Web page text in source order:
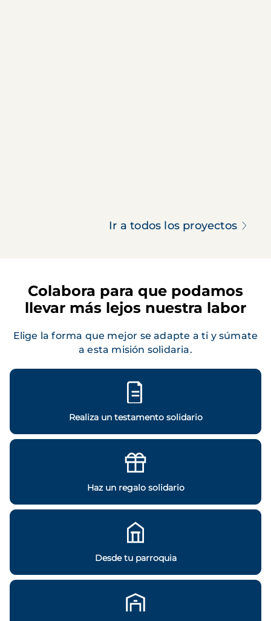
Ir a todos los proyectos
Colabora para que podamos
llevar más lejos nuestra labor
Elige la forma que mejor se adapte a ti y súmate
a esta misión solidaria.
Realiza un testamento solidario
Haz un regalo solidario
Desde tu parroquia